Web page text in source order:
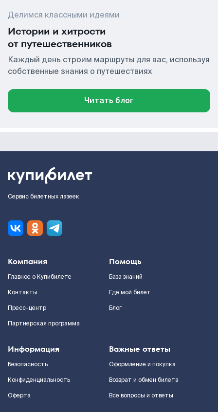
Делимся классными идеями
Истории и хитрости
от путешественников
Каждый день строим маршруты для вас, используя
собственные знания о путешествиях
Читать блог
Сервис билетных лазеек
Компания
Главное о Купибилете
Контакты
Пресс-центр
Партнерская программа
Помощь
База знаний
Где мой билет
Блог
Информация
Безопасность
Конфиденциальность
Оферта
Важные ответы
Оформление и покупка
Возврат и обмен билета
Все вопросы и ответы